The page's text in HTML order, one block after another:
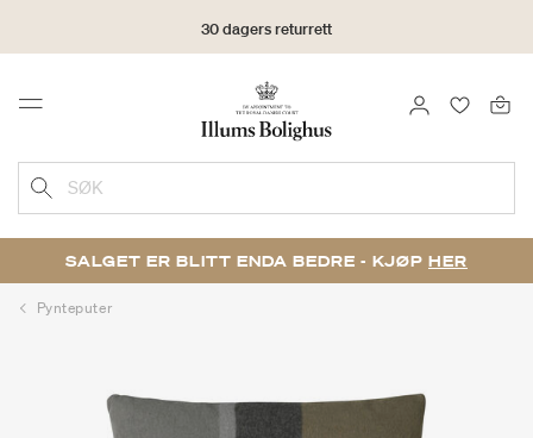
30 dagers returrett
Menu LOGG INN
SØK
SALGET ER BLITT ENDA BEDRE - KJØP HER
Pynteputer